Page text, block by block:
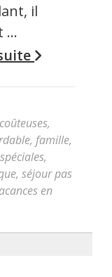
il
…
,
, famille,
,
, séjour pas
en